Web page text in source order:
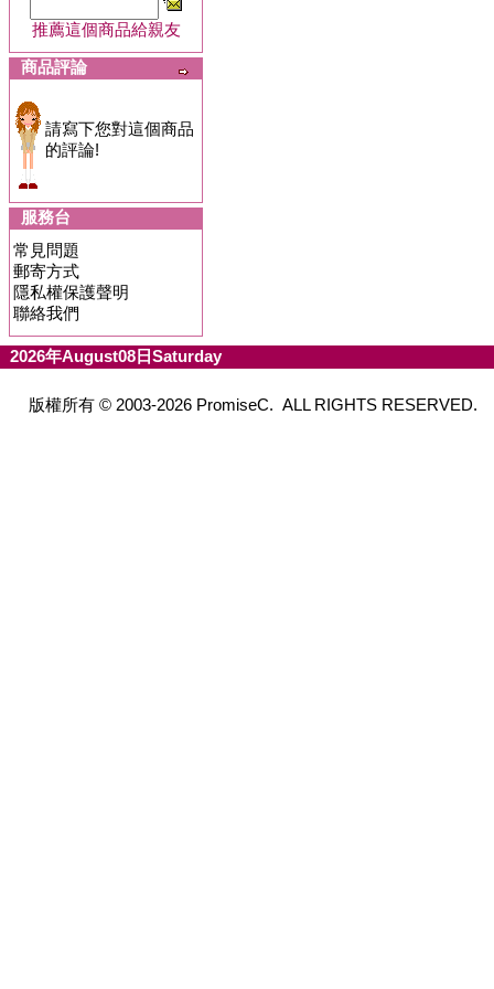
推薦這個商品給親友
商品評論
請寫下您對這個商品
的評論!
服務台
常見問題
郵寄方式
隱私權保護聲明
聯絡我們
2026年August08日Saturday
版權所有 © 2003-2026 PromiseC. ALL RIGHTS RESERVED.